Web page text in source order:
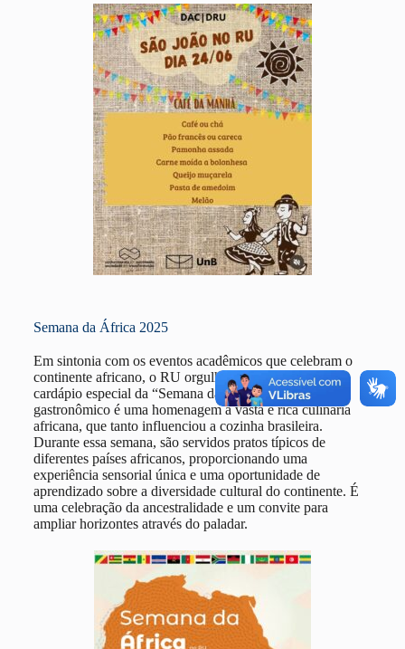
Semana da África 2025
Em sintonia com os eventos acadêmicos que celebram o
continente africano, o RU orgulhosamente apresenta o
cardápio especial da “Semana da África”. Este evento
gastronômico é uma homenagem à vasta e rica culinária
africana, que tanto influenciou a cozinha brasileira.
Durante essa semana, são servidos pratos típicos de
diferentes países africanos, proporcionando uma
experiência sensorial única e uma oportunidade de
aprendizado sobre a diversidade cultural do continente. É
uma celebração da ancestralidade e um convite para
ampliar horizontes através do paladar.